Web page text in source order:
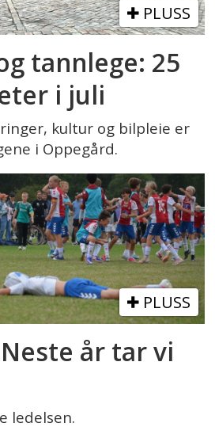
PLUSS
tannlege: 25
i juli
kultur og bilpleie er
i Oppegård.
PLUSS
år tar vi
ledelsen.